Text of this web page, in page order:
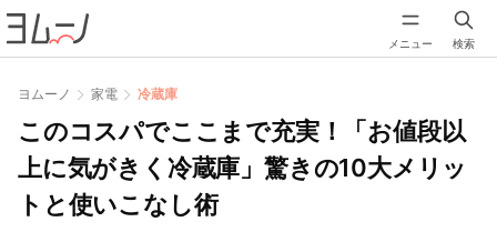
メニュー 検索
ヨムーノ 家電 冷蔵庫
このコスパでここまで充実！「お値段以
上に気がきく冷蔵庫」驚きの10大メリッ
トと使いこなし術